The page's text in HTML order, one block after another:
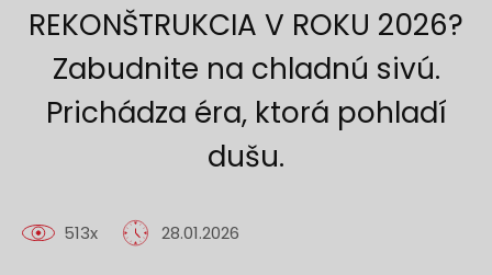
REKONŠTRUKCIA V ROKU 2026?
Zabudnite na chladnú sivú.
Prichádza éra, ktorá pohladí
dušu.
513x 28.01.2026